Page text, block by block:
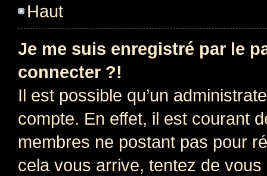
Haut
Je me suis enregistré par le
connecter ?!
Il est possible qu’un
compte. En effet, il est courant
membres ne postant pas pour
cela vous arrive, tentez de